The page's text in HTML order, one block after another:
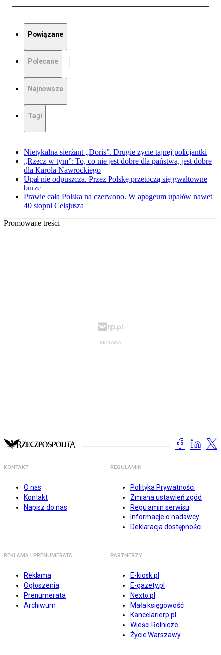
Powiązane
Polecane
Najnowsze
Tagi
Nietykalna sierżant „Doris”. Drugie życie tajnej policjantki
„Rzecz w tym”: To, co nie jest dobre dla państwa, jest dobre
dla Karola Nawrockiego
Upał nie odpuszcza. Przez Polskę przetoczą się gwałtowne
burze
Prawie cała Polska na czerwono. W apogeum upałów nawet
40 stopni Celsjusza
Promowane treści
KONTAKT
O nas
Kontakt
Napisz do nas
REGULAMIN
Polityka Prywatności
Zmiana ustawień zgód
Regulamin serwisu
Informacje o nadawcy
Deklaracja dostępności
REKLAMA I PRENUMERATA
Reklama
Ogłoszenia
Prenumerata
Archiwum
PARTNERZY
E-kiosk.pl
E-gazety.pl
Nexto.pl
Mała księgowość
Kancelarierp.pl
Wieści Rolnicze
Życie Warszawy